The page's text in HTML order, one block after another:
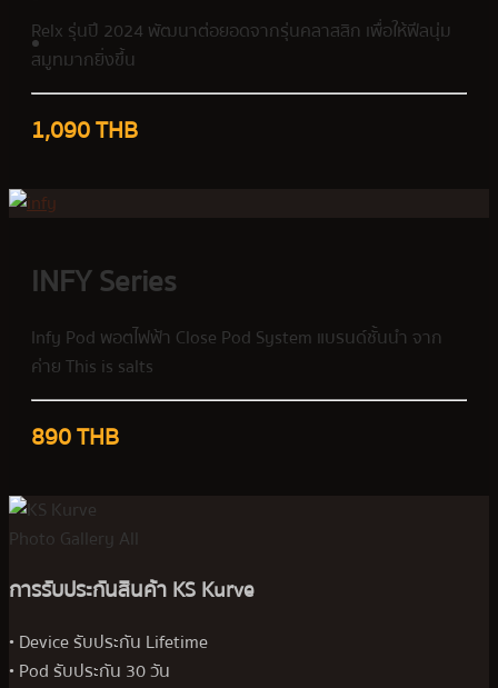
Relx รุ่นปี 2024 พัฒนาต่อยอดจากรุ่นคลาสสิก เพื่อให้ฟีลนุ่ม
สมูทมากยิ่งขึ้น
1,090 THB
INFY Series
Infy Pod พอตไฟฟ้า Close Pod System แบรนด์ชั้นนำ จาก
ค่าย This is salts
890 THB
การรับประกันสินค้า KS Kurve
• Device รับประกัน Lifetime
• Pod รับประกัน 30 วัน